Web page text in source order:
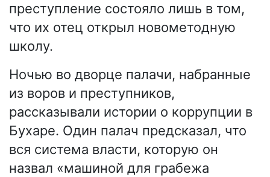
преступление состояло лишь в том,
что их отец открыл новометодную
школу.
Ночью во дворце палачи, набранные
из воров и преступников,
рассказывали истории о коррупции в
Бухаре. Один палач предсказал, что
вся система власти, которую он
назвал «машиной для грабежа